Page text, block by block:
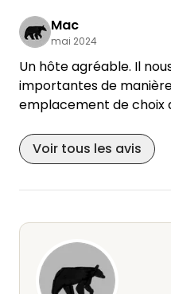
courant, si on est 3
mettre d'accord.
Mac
mai 2024
Un hôte agréable. Il
importantes de
emplacement de choix
Voir tous les avis